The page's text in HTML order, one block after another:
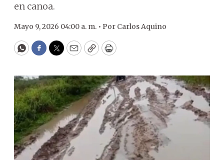
en canoa.
Mayo 9, 2026 04:00 a. m. • Por Carlos Aquino
WhatsApp
Facebook
Twitter
EmailCopyPrint